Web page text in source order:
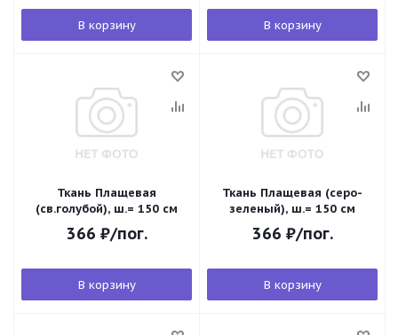
В корзину В корзину
Ткань Плащевая
(св.голубой), ш.= 150 см
366 ₽/пог.
В корзину
Ткань Плащевая (серо-
зеленый), ш.= 150 см
366 ₽/пог.
В корзину